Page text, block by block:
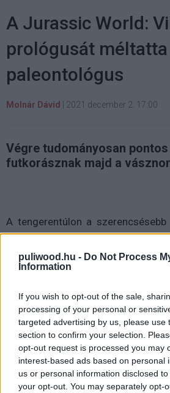
puliwood.hu - Do Not Process
Information
If you wish to opt-out of the sale,
processing of your personal or
targeted advertising by us, please use
section to confirm your selection.
opt-out request is processed you may
interest-based ads based on personal
us or personal information disclosed
your opt-out. You may separately opt-
A Jurassic World:
prológusát
paleontológus
Molnár Dávid | 2021 december 2. 17:00
Végre tudományosan
futkorásznak majd a
A tengerentúlon a
láthatták IMAX-ben azt az
érkező Jurassic World:
végre az interneten
dinófajtákat). Úgy tűnik, hogy az
évvel korábbi múltba nemcsak a
hanem a franchise
paleontológusokat is ámulatba
biztosan.